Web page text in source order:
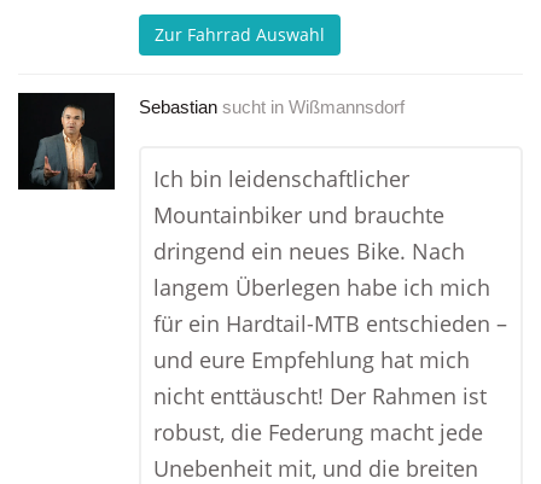
Zur Fahrrad Auswahl
Sebastian sucht in Wißmannsdorf
Ich bin leidenschaftlicher
Mountainbiker und brauchte
dringend ein neues Bike. Nach
langem Überlegen habe ich mich
für ein Hardtail-MTB entschieden –
und eure Empfehlung hat mich
nicht enttäuscht! Der Rahmen ist
robust, die Federung macht jede
Unebenheit mit, und die breiten